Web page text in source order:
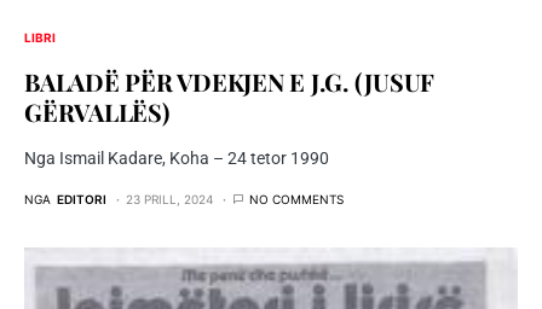
LIBRI
BALADË PËR VDEKJEN E J.G. (JUSUF
GËRVALLËS)
Nga Ismail Kadare, Koha – 24 tetor 1990
NGA EDITORI 23 PRILL, 2024 NO COMMENTS